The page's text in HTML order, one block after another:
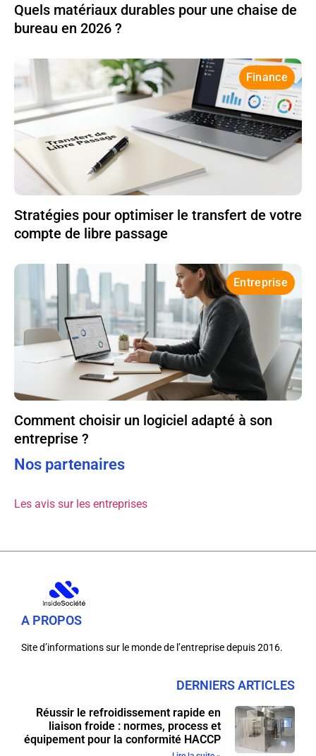
Quels matériaux durables pour une chaise de
bureau en 2026 ?
Finance
Stratégies pour optimiser le transfert de votre
compte de libre passage
Entreprise
Comment choisir un logiciel adapté à son
entreprise ?
Nos partenaires
Les avis sur les entreprises
A PROPOS
Site d’informations sur le monde de l’entreprise depuis 2016.
DERNIERS ARTICLES
Réussir le refroidissement rapide en
liaison froide : normes, process et
équipement pour la conformité HACCP